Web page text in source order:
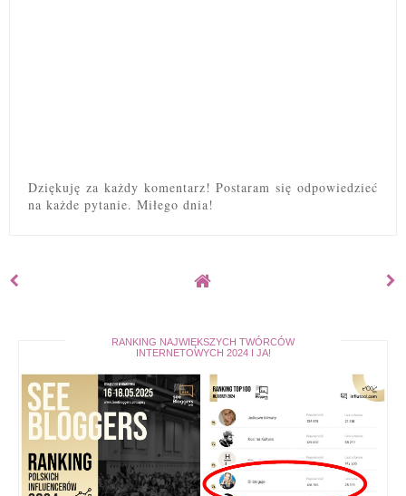
Dziękuję za każdy komentarz! Postaram się odpowiedzieć
na każde pytanie. Miłego dnia!
RANKING NAJWIĘKSZYCH TWÓRCÓW
INTERNETOWYCH 2024 I JA!